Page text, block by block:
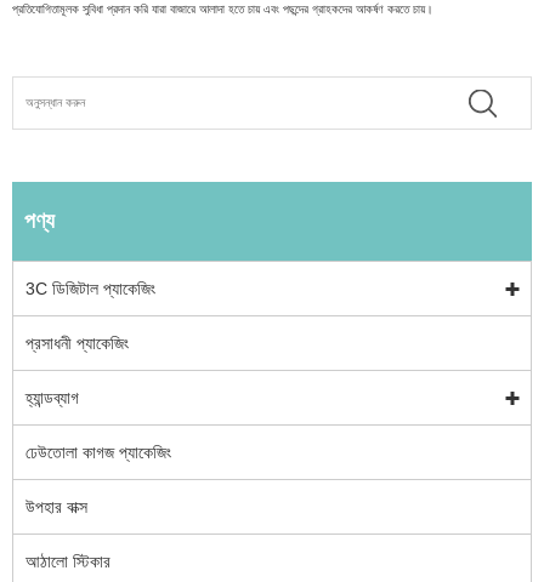
প্রতিযোগিতামূলক সুবিধা প্রদান করি যারা বাজারে আলাদা হতে চায় এবং পছন্দের গ্রাহকদের আকর্ষণ করতে চায়।
পণ্য
3C ডিজিটাল প্যাকেজিং
প্রসাধনী প্যাকেজিং
হ্যান্ডব্যাগ
ঢেউতোলা কাগজ প্যাকেজিং
উপহার বাক্স
আঠালো স্টিকার